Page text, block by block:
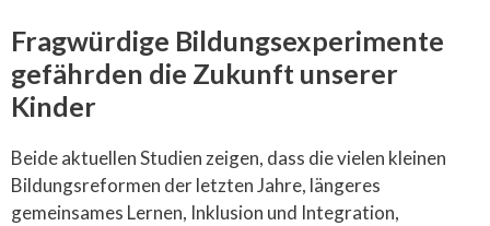
Fragwürdige Bildungsexperimente
gefährden die Zukunft unserer
Kinder
Beide aktuellen Studien zeigen, dass die vielen kleinen
Bildungsreformen der letzten Jahre, längeres
gemeinsames Lernen, Inklusion und Integration,